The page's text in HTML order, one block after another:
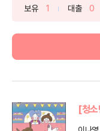
보유 1 대출 0
[청